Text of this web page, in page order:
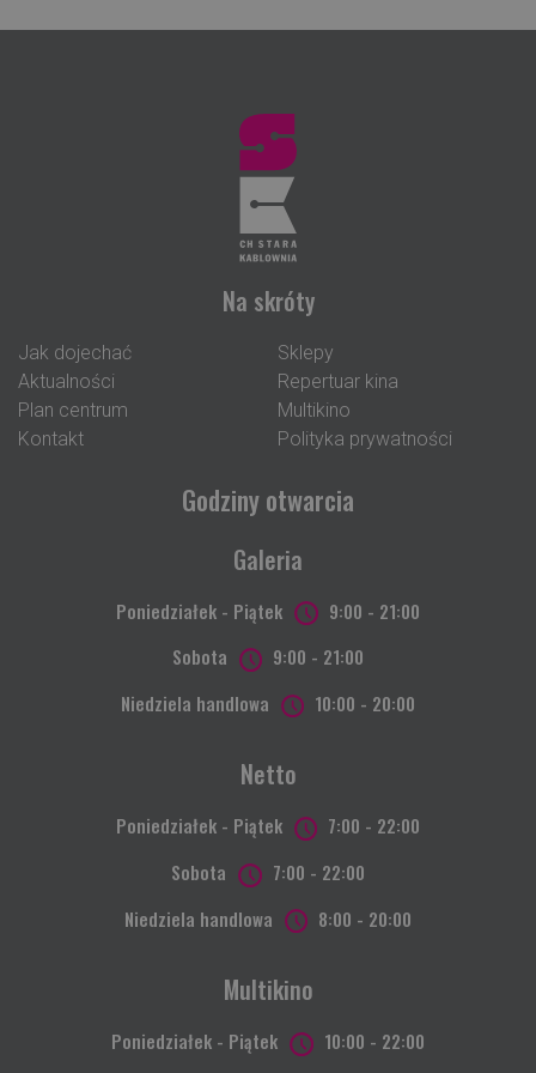
Na skróty
Jak dojechać
Aktualności
Plan centrum
Kontakt
Sklepy
Repertuar kina
Multikino
Polityka prywatności
Godziny otwarcia
Galeria
Poniedziałek - Piątek
9:00 - 21:00
Sobota
9:00 - 21:00
Niedziela handlowa
10:00 - 20:00
Netto
Poniedziałek - Piątek
7:00 - 22:00
Sobota
7:00 - 22:00
Niedziela handlowa
8:00 - 20:00
Multikino
Poniedziałek - Piątek 10:00 - 22:00